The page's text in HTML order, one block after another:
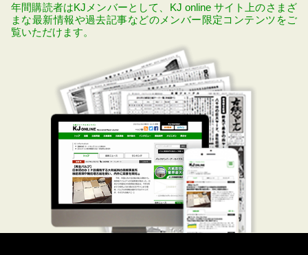
年間購読者はKJメンバーとして、KJ online サイト上のさまざ
まな最新情報や過去記事などのメンバー限定コンテンツをご
覧いただけます。